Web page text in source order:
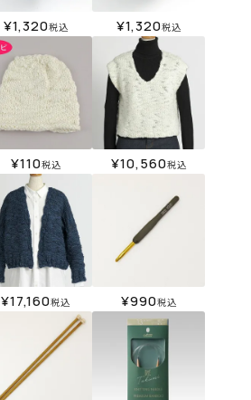
¥1,320税込 ¥1,320税込
¥110税込 ¥10,560税込
¥17,160税込 ¥990税込